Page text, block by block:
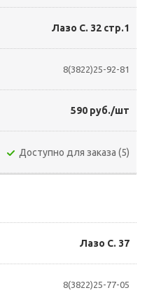
Лазо С. 32 стр.1
8(3822)25-92-81
590 руб./шт
Доступно для заказа (5)
Лазо С. 37
8(3822)25-77-05